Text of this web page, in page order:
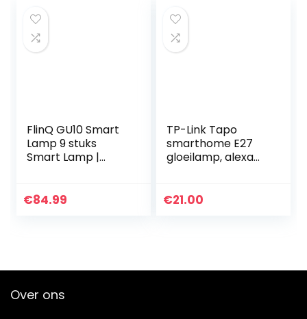
FlinQ GU10 Smart
Lamp 9 stuks
Smart Lamp |
Compatibel met
€84.99
TP-Link Tapo
smarthome E27
gloeilamp, alexa
alexa smart lamp,
€21.00
Over ons